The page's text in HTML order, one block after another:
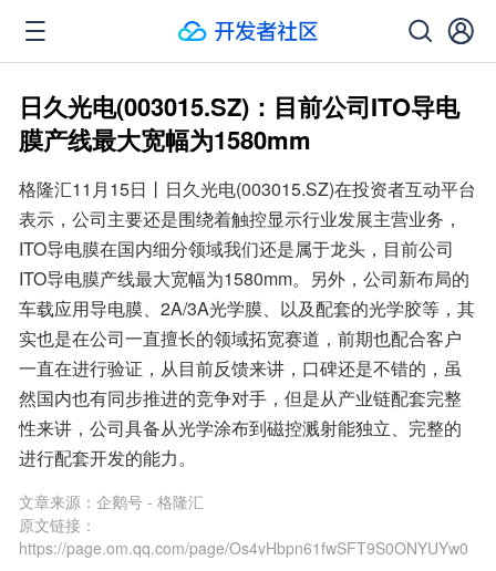
日久光电(003015.SZ)：目前公司ITO导电
膜产线最大宽幅为1580mm
格隆汇11月15日丨日久光电(003015.SZ)在投资者互动平台
表示，公司主要还是围绕着触控显示行业发展主营业务，
ITO导电膜在国内细分领域我们还是属于龙头，目前公司
ITO导电膜产线最大宽幅为1580mm。另外，公司新布局的
车载应用导电膜、2A/3A光学膜、以及配套的光学胶等，其
实也是在公司一直擅长的领域拓宽赛道，前期也配合客户
一直在进行验证，从目前反馈来讲，口碑还是不错的，虽
然国内也有同步推进的竞争对手，但是从产业链配套完整
性来讲，公司具备从光学涂布到磁控溅射能独立、完整的
进行配套开发的能力。
文章来源： 企鹅号 - 格隆汇
原文链接：
https://page.om.qq.com/page/Os4vHbpn61fwSFT9S0ONYUYw0